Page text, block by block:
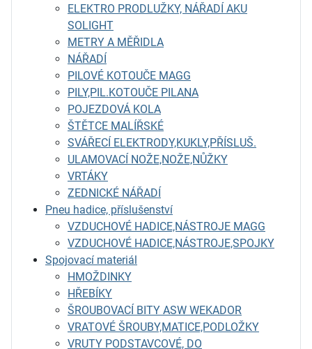
ELEKTRO PRODLUŽKY, NÁŘADÍ AKU
SOLIGHT
METRY A MĚŘIDLA
NÁŘADÍ
PILOVÉ KOTOUČE MAGG
PILY,PIL.KOTOUČE PILANA
POJEZDOVÁ KOLA
ŠTĚTCE MALÍŘSKÉ
SVÁŘECÍ ELEKTRODY,KUKLY,PŘÍSLUŠ.
ULAMOVACÍ NOŽE,NOŽE,NŮŽKY
VRTÁKY
ZEDNICKÉ NÁŘADÍ
Pneu hadice, příslušenství
VZDUCHOVÉ HADICE,NÁSTROJE MAGG
VZDUCHOVÉ HADICE,NÁSTROJE,SPOJKY
Spojovací materiál
HMOŽDINKY
HŘEBÍKY
ŠROUBOVACÍ BITY ASW WEKADOR
VRATOVÉ ŠROUBY,MATICE,PODLOŽKY
VRUTY PODSTAVCOVÉ, DO